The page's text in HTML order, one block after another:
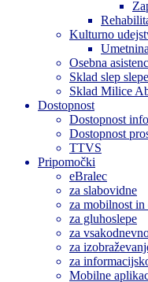
Kulturno
Osebna
Sklad slep
Sklad Milice
Dostopnost
Dostopnost
Dostopnost
TTVS
Pripomočki
eBralec
za slabovidne
za mobilnost
za gluhoslepe
za
za
za
Mobilne